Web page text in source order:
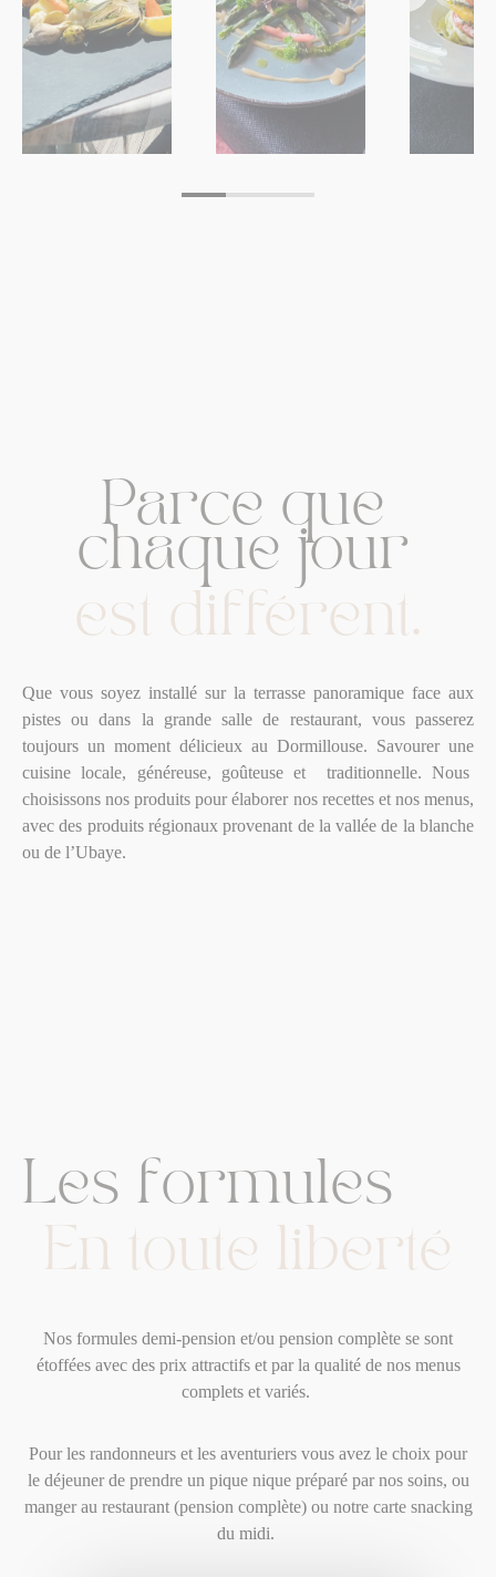
Parce que
chaque jour
est différent.
Que vous soyez installé sur la terrasse panoramique face aux
pistes ou dans la grande salle de restaurant, vous passerez
toujours un moment délicieux au Dormillouse. Savourer une
cuisine locale, généreuse, goûteuse et traditionnelle. Nous
choisissons nos produits pour élaborer nos recettes et nos menus,
avec des produits régionaux provenant de la vallée de la blanche
ou de l’Ubaye.
Les formules
En toute l iberté
Nos formules demi-pension et/ou pension complète se sont
étoffées avec des prix attractifs et par la qualité de nos menus
complets et variés.
Pour les randonneurs et les aventuriers vous avez le choix pour
le déjeuner de prendre un pique nique préparé par nos soins, ou
manger au restaurant (pension complète) ou notre carte snacking
du midi.